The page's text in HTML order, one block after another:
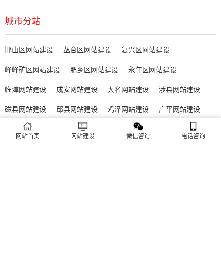
很多鸡泽企业存在一个误区：网站搭建完成、上线运营后，就无
需再维护，导致网站出现加载缓慢、功能异常、内容过时、被攻
击等问题，不仅影响客户体验，还会被百度判定为低质网站，导
是契合百度优化算法的关键，结合我们的建站套餐（所有套餐均
建站流程 ·PROCESS
专业建站，一步到位 / 从需求到上线，全程省心无忧
网站首页 网站建设 微信咨询 电话咨询